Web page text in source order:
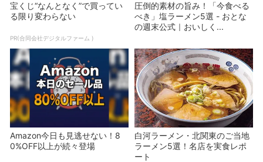
宝くじ“なんとなく”で買ってい
る限り変わらない
PR(合同会社デジタルファーム )
圧倒的素材の旨み！「今食べる
べき」塩ラーメン5選 - おとな
の週末公式｜おいしく...
Amazon今日も見逃せない！8
0%OFF以上が続々登場
白河ラーメン・北関東のご当地
ラーメン5選！名店を実食レポ
ート